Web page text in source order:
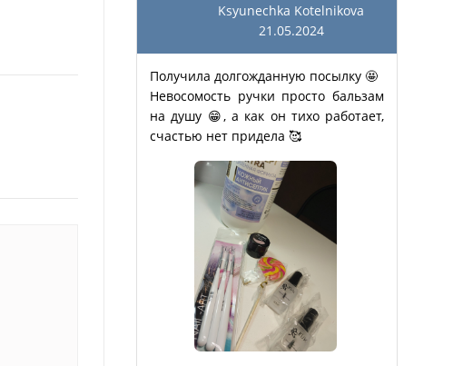
Ksyunechka Kotelnikova
21.05.2024
Получила долгожданную посылку 🤩
Невосомость ручки просто бальзам
на душу 😁, а как он тихо работает,
счастью нет придела 🥰